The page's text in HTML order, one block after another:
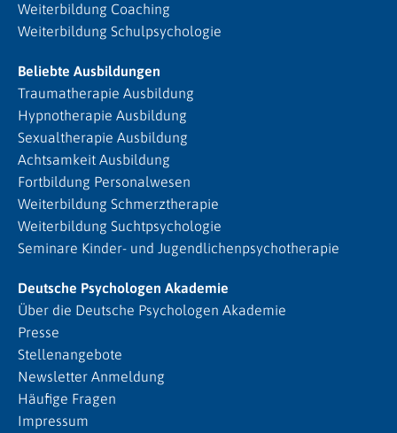
Weiterbildung Coaching
Weiterbildung Schulpsychologie
Beliebte Ausbildungen
Traumatherapie Ausbildung
Hypnotherapie Ausbildung
Sexualtherapie Ausbildung
Achtsamkeit Ausbildung
Fortbildung Personalwesen
Weiterbildung Schmerztherapie
Weiterbildung Suchtpsychologie
Seminare Kinder- und Jugendlichenpsychotherapie
Deutsche Psychologen Akademie
Über die Deutsche Psychologen Akademie
Presse
Stellenangebote
Newsletter Anmeldung
Häufige Fragen
Impressum